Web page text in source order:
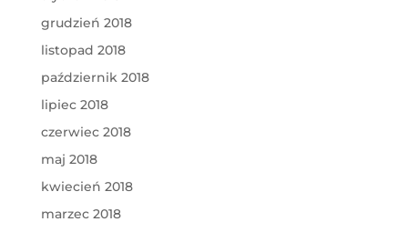
grudzień 2018
listopad 2018
październik 2018
lipiec 2018
czerwiec 2018
maj 2018
kwiecień 2018
marzec 2018